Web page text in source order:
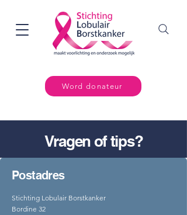
Word donateur
Vragen of tips?
Postadres
Stichting Lobulair Borstkanker
Bordine 32